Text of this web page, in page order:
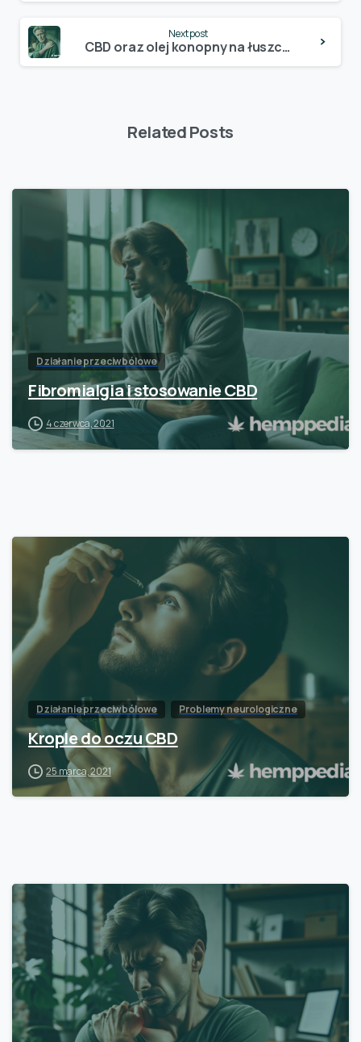
Next post
CBD oraz olej konopny na łuszczycę
Related Posts
Działanie przeciwbólowe
Fibromialgia i stosowanie CBD
4 czerwca, 2021
Działanie przeciwbólowe Problemy neurologiczne
Krople do oczu CBD
25 marca, 2021